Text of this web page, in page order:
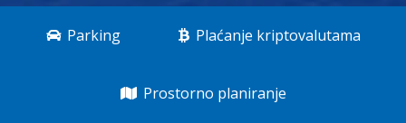
Parking Plaćanje kriptovalutama
Prostorno planiranje